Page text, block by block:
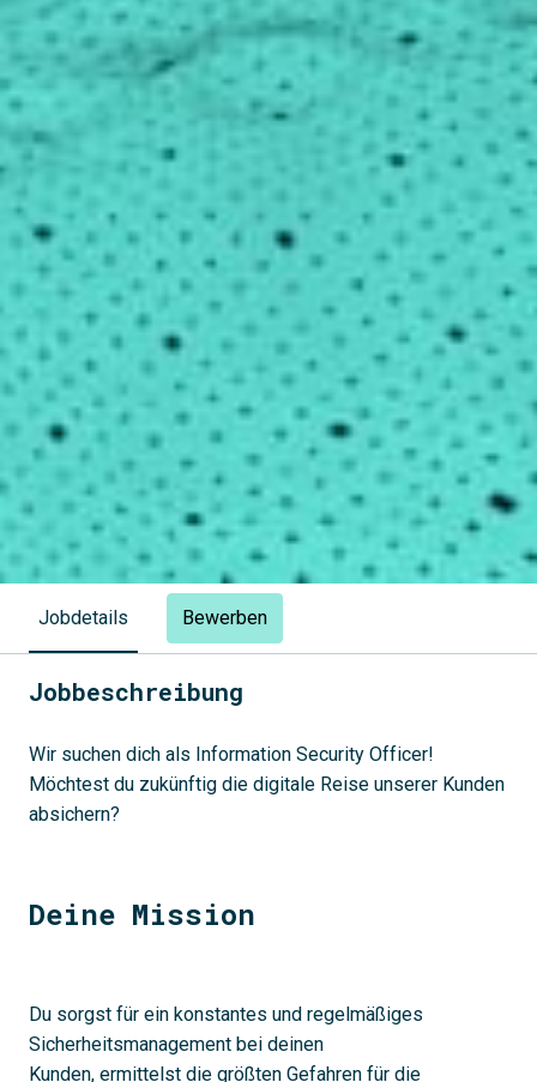
Jobdetails Bewerben
Jobbeschreibung
Wir suchen dich als Information Security Officer!
Möchtest du zukünftig die digitale Reise unserer Kunden
absichern?
Deine Mission
Du sorgst für ein konstantes und regelmäßiges
Sicherheitsmanagement bei deinen
Kunden, ermittelst die größten Gefahren für die